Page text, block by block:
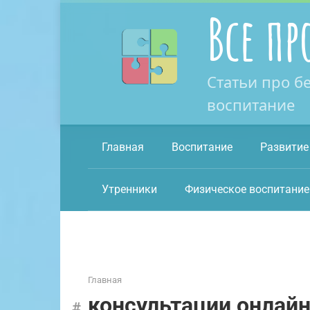
Все
Статьи про
воспитание
Главная Воспитание Развитие
Утренники Физическое воспитание
Главная